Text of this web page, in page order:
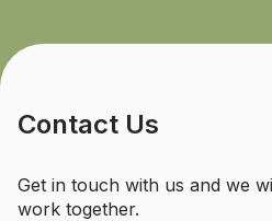
Contact Us
Get in touch with us and we
work together.